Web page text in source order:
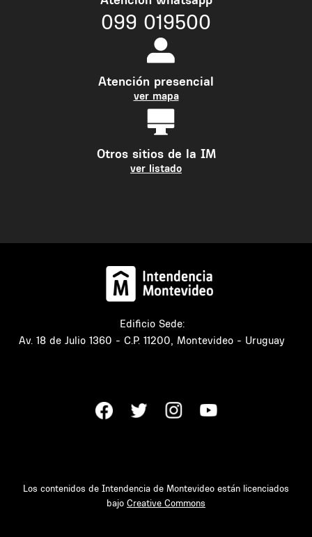
099 019500
Atención presencial
ver mapa
Otros sitios de la IM
ver listado
Edificio Sede:
Av. 18 de Julio 1360 - C.P. 11200, Montevideo - Uruguay
Los contenidos de Intendencia de Montevideo están licenciados
bajo Creative Commons